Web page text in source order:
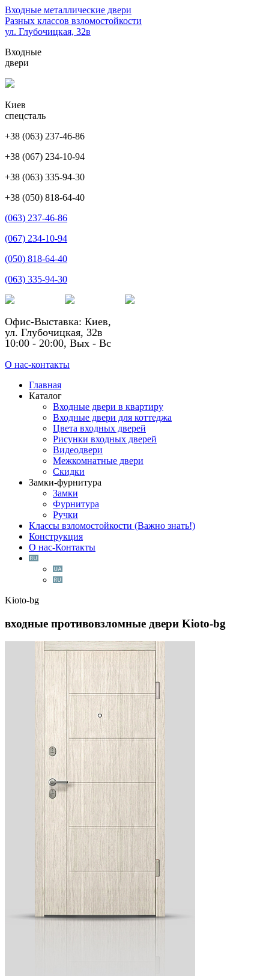
Перейти
к
содержимому
Enter)
Входные металлические двери
Разных классов взломостойкости
ул. Глубочицкая, 32в
Входные
двери
Киев
спецсталь
+38 (063) 237-46-86
+38 (067) 234-10-94
+38 (063) 335-94-30
+38 (050) 818-64-40
(063) 237-46-86
(067) 234-10-94
(050) 818-64-40
(063) 335-94-30
Офис-Выставка: Киев,
ул. Глубочицкая, 32в
10:00 - 20:00, Вых - Вс
О нас-контакты
Главная
Каталог
Входные двери в квартиру
Входные двери для коттеджа
Цвета входных дверей
Рисунки входных дверей
Видеодвери
Межкомнатные двери
Скидки
Замки-фурнитура
Замки
Фурнитура
Ручки
Классы взломостойкости (Важно знать!)
Конструкция
О нас-Контакты
Kioto-bg
входные противовзломные двери Kioto-bg